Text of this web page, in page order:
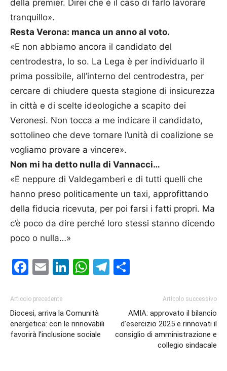
della premier. Direi che è il caso di farlo lavorare
tranquillo».
Resta Verona: manca un anno al voto.
«E non abbiamo ancora il candidato del
centrodestra, lo so. La Lega è per individuarlo il
prima possibile, all’interno del centrodestra, per
cercare di chiudere questa stagione di insicurezza
in città e di scelte ideologiche a scapito dei
Veronesi. Non tocca a me indicare il candidato,
sottolineo che deve tornare l’unità di coalizione se
vogliamo provare a vincere».
Non mi ha detto nulla di Vannacci…
«E neppure di Valdegamberi e di tutti quelli che
hanno preso politicamente un taxi, approfittando
della fiducia ricevuta, per poi farsi i fatti propri. Ma
c’è poco da dire perché loro stessi stanno dicendo
poco o nulla…»
Facebook
EmailLinkedIn
WhatsApp
Telegram
Articolo precedente
Diocesi, arriva la Comunità
energetica: con le rinnovabili
favorirà l’inclusione sociale
Articolo successivo
AMIA: approvato il bilancio
d’esercizio 2025 e rinnovati il
consiglio di amministrazione e
collegio sindacale